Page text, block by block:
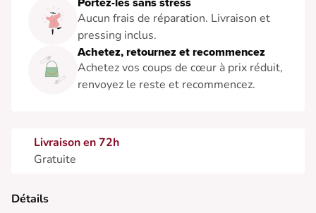
Portez-les sans stress
Aucun frais de réparation. Livraison et
pressing inclus.
Achetez, retournez et recommencez
Achetez vos coups de cœur à prix réduit,
renvoyez le reste et recommencez.
Livraison en 72h
Gratuite
Détails